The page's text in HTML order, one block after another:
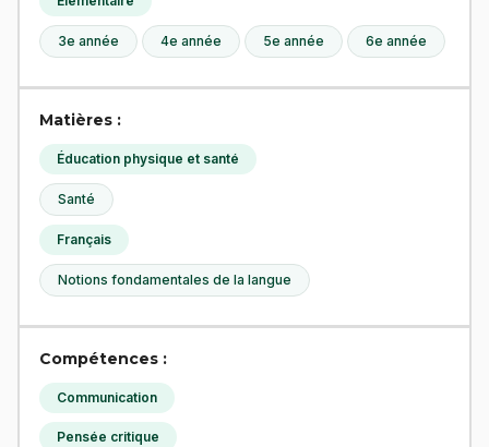
3e année 4e année 5e année 6e année
Matières :
Éducation physique et santé
Santé
Français
Notions fondamentales de la langue
Compétences :
Communication
Pensée critique